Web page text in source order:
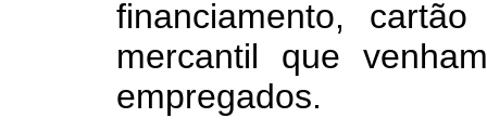
financiamento,
mercantil que
empregados.